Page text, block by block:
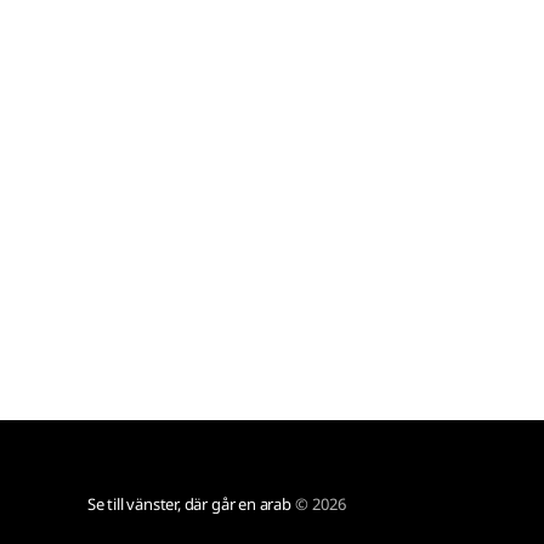
Se till vänster, där går en arab© 2026